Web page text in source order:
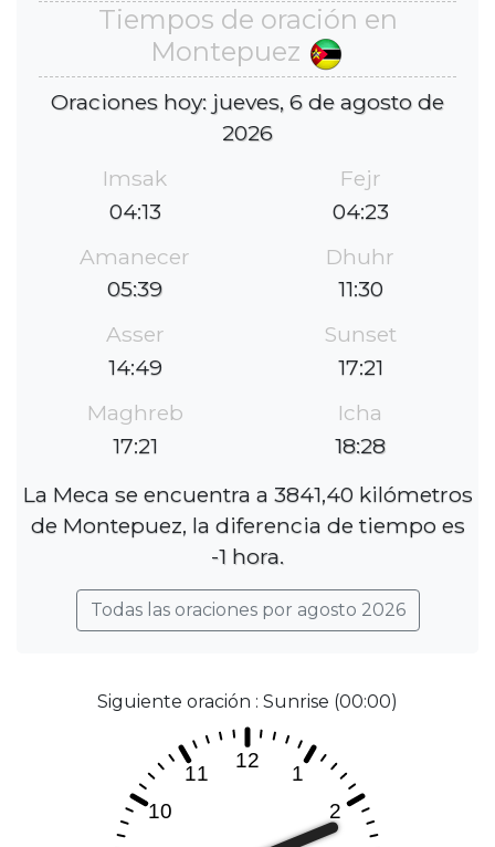
Tiempos de oración en
Montepuez
Oraciones hoy: jueves, 6 de agosto de
2026
Imsak
04:13
Fejr
04:23
Amanecer
05:39
Dhuhr
11:30
Asser
14:49
Sunset
17:21
Maghreb
17:21
Icha
18:28
La Meca se encuentra a 3841,40 kilómetros
de Montepuez, la diferencia de tiempo es
-1 hora.
Todas las oraciones por agosto 2026
Siguiente oración : Sunrise (00:00)